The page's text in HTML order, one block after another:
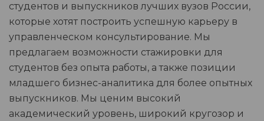
студентов и выпускников лучших вузов России,
которые хотят построить успешную карьеру в
управленческом консультирование. Мы
предлагаем возможности стажировки для
студентов без опыта работы, а также позиции
младшего бизнес-аналитика для более опытных
выпускников. Мы ценим высокий
академический уровень, широкий кругозор и